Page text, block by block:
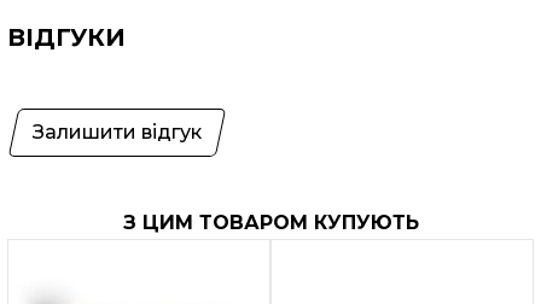
ВІДГУКИ
Залишити відгук
З ЦИМ ТОВАРОМ КУПУЮТЬ